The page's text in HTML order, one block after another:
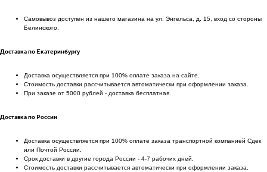
Самовывоз доступен из нашего магазина на ул. Энгельса, д. 15, вход со стороны
Белинского.
Доставка по Екатеринбургу
Доставка осуществляется при 100% оплате заказа на сайте.
Стоимость доставки рассчитывается автоматически при оформлении заказа.
При заказе от 5000 рублей - доставка бесплатная.
Доставка по России
Доставка осуществляется при 100% оплате заказа транспортной компанией Сдек
или Почтой России.
Срок доставки в другие города России - 4-7 рабочих дней.
Стоимость доставки рассчитывается автоматически при оформлении заказа.